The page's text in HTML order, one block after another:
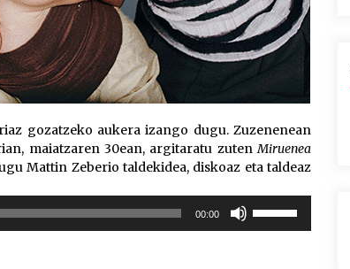
gozatzeko aukera izango dugu. Zuzenenean
maiatzaren 30ean, argitaratu zutenMiruenea
Mattin Zeberio taldekidea, diskoaz eta taldeaz
00:00